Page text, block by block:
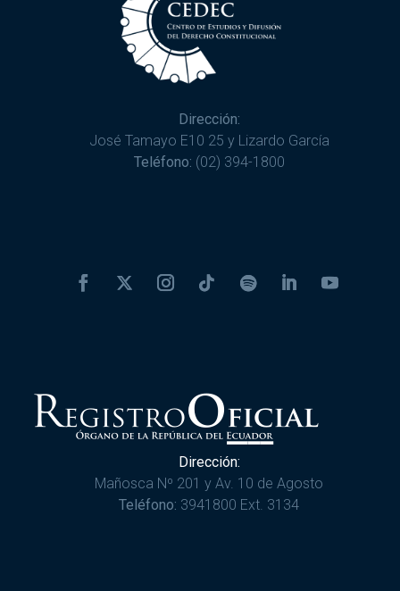
Dirección:
José Tamayo E10 25 y Lizardo García
Teléfono: (02) 394-1800
Dirección:
Mañosca Nº 201 y Av. 10 de Agosto
Teléfono: 3941800 Ext. 3134